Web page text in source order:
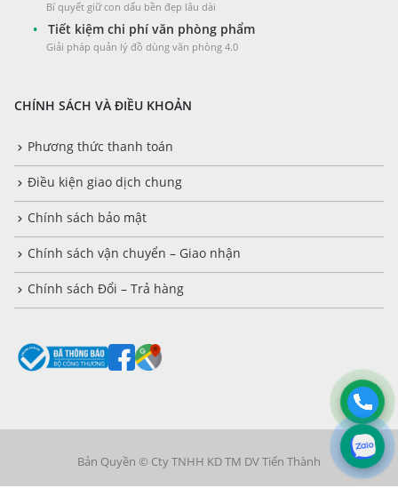
Bí quyết giữ con dấu bền đẹp lâu dài
• Tiết kiệm chi phí văn phòng phẩm
Giải pháp quản lý đồ dùng văn phòng 4.0
CHÍNH SÁCH VÀ ĐIỀU KHOẢN
Phương thức thanh toán
Điều kiện giao dịch chung
Chính sách bảo mật
Chính sách vận chuyển – Giao nhận
Chính sách Đổi – Trả hàng
Bản Quyền © Cty TNHH KD TM DV Tiến Thành